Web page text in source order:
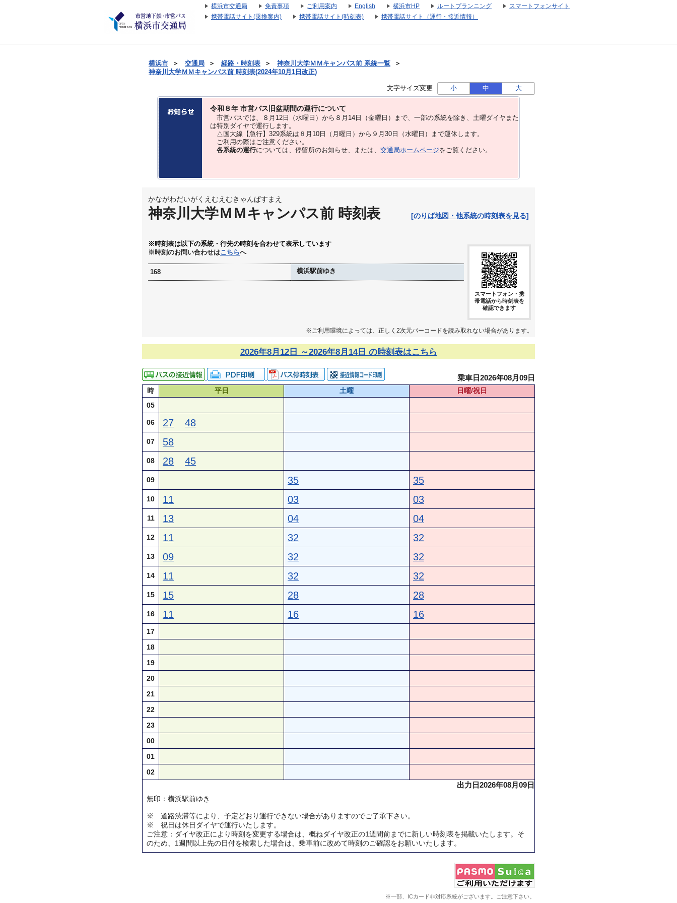
横浜市交通局 免責事項 ご利用案内 English 横浜市HP ルートプランニング
スマートフォンサイト
携帯電話サイト(乗換案内)
携帯電話サイト(時刻表) 携帯電話サイト（運行・接近情報）
横浜市 ＞ 交通局 ＞ 経路・時刻表 ＞ 神奈川大学ＭＭキャンパス前 系統一覧 ＞
神奈川大学ＭＭキャンパス前 時刻表(2024年10月1日改正)
文字サイズ変更 小 中 大
令和８年 市営バス旧盆期間の運行について
市営バスでは、８⽉12⽇（水曜日）から８⽉14⽇（金曜日）まで、⼀部の系統を除き、⼟曜ダイヤまた
は特別ダイヤで運⾏します。
△国大線【急行】329系統は８月10日（月曜日）から９月30日（水曜日）まで運休します。
ご利用の際はご注意ください。
各系統の運行については、停留所のお知らせ、または、 交通局ホームページをご覧ください。
かながわだいがくえむえむきゃんぱすまえ
神奈川大学ＭＭキャンパス前 時刻表 [のりば地図・他系統の時刻表を見る]
※時刻表は以下の系統・行先の時刻を合わせて表示しています
※時刻のお問い合わせはこちらへ
168 横浜駅前ゆき
スマートフォン・携
帯電話から時刻表を
確認できます
※ご利用環境によっては、正しく2次元バーコードを読み取れない場合があります。
2026年8月12日 ～2026年8月14日 の時刻表はこちら
乗車日2026年08月09日
時 平日 土曜
日曜/祝日
05
06 27 48
07 58
08 28 45
09 35 35
10 11 03 03
11 13 04 04
12 11 32 32
13 09 32 32
14 11 32 32
15 15 28 28
16 11 16 16
17
18
19
20
21
22
23
00
01
02
出力日2026年08月09日
無印：横浜駅前ゆき
※ 道路渋滞等により、予定どおり運行できない場合がありますのでご了承下さい。
※ 祝日は休日ダイヤで運行いたします。
ご注意：ダイヤ改正により時刻を変更する場合は、概ねダイヤ改正の1週間前までに新しい時刻表を掲載いたします。そ
のため、1週間以上先の日付を検索した場合は、乗車前に改めて時刻のご確認をお願いいたします。
※一部、ICカード非対応系統がございます。ご注意下さい。